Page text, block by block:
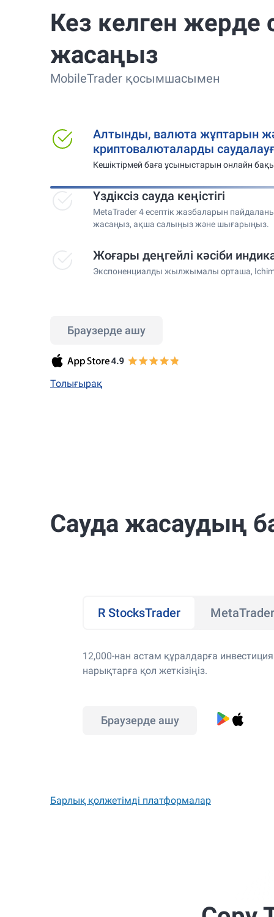
Кез келген жерде
жасаңыз
MobileTrader қосымшасымен
Алтынды, валюта жұптарын
криптовалюталарды
Кешіктірмей баға ұсыныстарын онлайн
Үздіксіз сауда кеңістігі
MetaTrader 4 есептік жазбаларын
жасаңыз, ақша салыңыз және шығарыңыз.
Жоғары деңгейлі кәсіби
Экспоненциалды жылжымалы орташа,
Браузерде ашу
Толығырақ
Сауда жасаудың
R StocksTrader
12,000-нан астам құралдарға
нарықтарға қол жеткізіңіз.
Браузерде ашу
Барлық қолжетімді платформалар